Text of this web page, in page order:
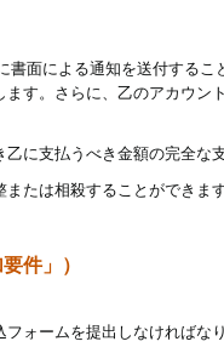
面による通知を送付する
す。さらに、乙のアカウン
に支払うべき金額の完全な
たは相殺することができます
件」）
ォームを提出しなければな